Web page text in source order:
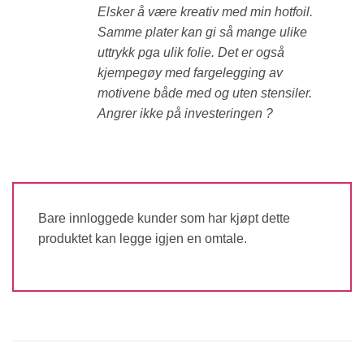
Elsker å være kreativ med min hotfoil.
Samme plater kan gi så mange ulike
uttrykk pga ulik folie. Det er også
kjempegøy med fargelegging av
motivene både med og uten stensiler.
Angrer ikke på investeringen ?
Bare innloggede kunder som har kjøpt dette
produktet kan legge igjen en omtale.